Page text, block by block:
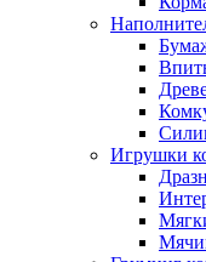
Игрушки